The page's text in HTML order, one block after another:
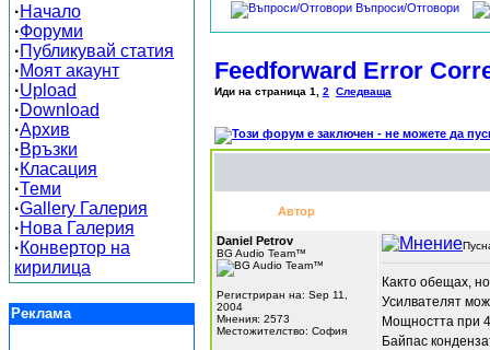
·Начало
·Форуми
·Публикувай статия
·Моят акаунт
·Upload
·Download
·Архив
·Връзки
·Класация
·Теми
·Gallery Галерия
·Нова Галерия
·Конвертор на
кирилица
Реклама
Въпроси/Отговори
Feedforward Error
Иди на страница 1 2 Следваща
Автор
Daniel Petrov
BG Audio Team™
Регистриран на: Sep 11,
2004
Мнения: 2573
Местожителство: София
Както обещах,
Усилвателят
Мощността при
Байпас